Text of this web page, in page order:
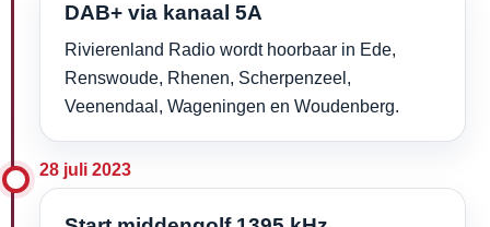
DAB+ via kanaal 5A
Rivierenland Radio wordt hoorbaar in Ede,
Renswoude, Rhenen, Scherpenzeel,
Veenendaal, Wageningen en Woudenberg.
28 juli 2023